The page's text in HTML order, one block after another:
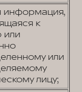
информация,
к
или
или
лицу;